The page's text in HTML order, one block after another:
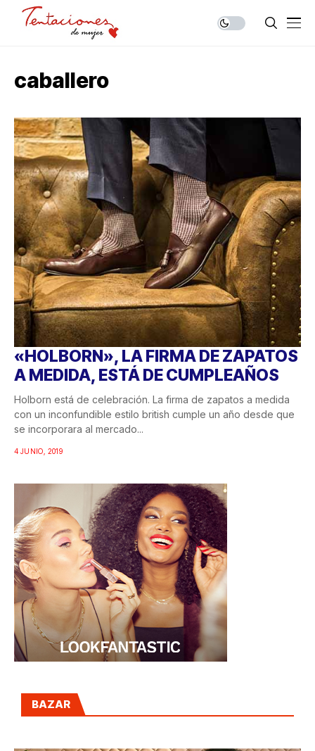
caballero
«HOLBORN», LA FIRMA DE ZAPATOS
A MEDIDA, ESTÁ DE CUMPLEAÑOS
Holborn está de celebración. La firma de zapatos a medida
con un inconfundible estilo british cumple un año desde que
se incorporara al mercado...
4 JUNIO, 2019
BAZAR